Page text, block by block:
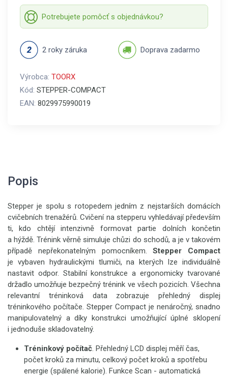
Potrebujete pomôcť s objednávkou?
2 roky záruka Doprava zadarmo
Výrobca: TOORX
Kód: STEPPER-COMPACT
EAN: 8029975990019
Popis
Stepper je spolu s rotopedem jedním z nejstarších domácích
cvičebních trenažérů. Cvičení na stepperu vyhledávají především
ti, kdo chtějí intenzivně formovat partie dolních končetin
a hýždě. Trénink věrně simuluje chůzi do schodů, a je v takovém
případě nepřekonatelným pomocníkem.Stepper Compact
je vybaven hydraulickými tlumiči, na kterých lze individuálně
nastavit odpor. Stabilní konstrukce a ergonomicky tvarované
držadlo umožňuje bezpečný trénink ve všech pozicích. Všechna
relevantní tréninková data zobrazuje přehledný displej
tréninkového počítače. Stepper Compact je nenáročný, snadno
manipulovatelný a díky konstrukci umožňující úplné sklopení
i jednoduše skladovatelný.
Tréninkový počítač. Přehledný LCD displej měří čas,
počet kroků za minutu, celkový počet kroků a spotřebu
energie (spálené kalorie). Funkce Scan - automatická